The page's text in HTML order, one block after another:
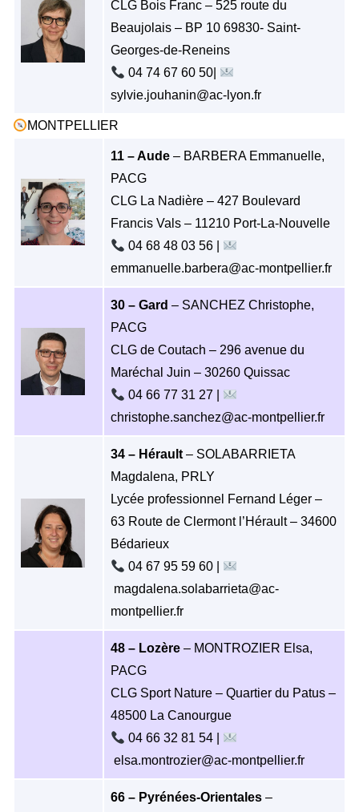
CLG Bois Franc – 525 route du
Beaujolais – BP 10 69830- Saint-
Georges-de-Reneins
04 74 67 60 50|
sylvie.jouhanin@ac-lyon.fr
MONTPELLIER
11 – Aude – BARBERA Emmanuelle,
PACG
CLG La Nadière – 427 Boulevard
Francis Vals – 11210 Port-La-Nouvelle
04 68 48 03 56 |
emmanuelle.barbera@ac-montpellier.fr
30 – Gard – SANCHEZ Christophe,
PACG
CLG de Coutach – 296 avenue du
Maréchal Juin – 30260 Quissac
04 66 77 31 27 |
christophe.sanchez@ac-montpellier.fr
34 – Hérault – SOLABARRIETA
Magdalena, PRLY
Lycée professionnel Fernand Léger –
63 Route de Clermont l’Hérault – 34600
Bédarieux
04 67 95 59 60 |
magdalena.solabarrieta@ac-
montpellier.fr
48 – Lozère – MONTROZIER Elsa,
PACG
CLG Sport Nature – Quartier du Patus –
48500 La Canourgue
04 66 32 81 54 |
elsa.montrozier@ac-montpellier.fr
66 – Pyrénées-Orientales –